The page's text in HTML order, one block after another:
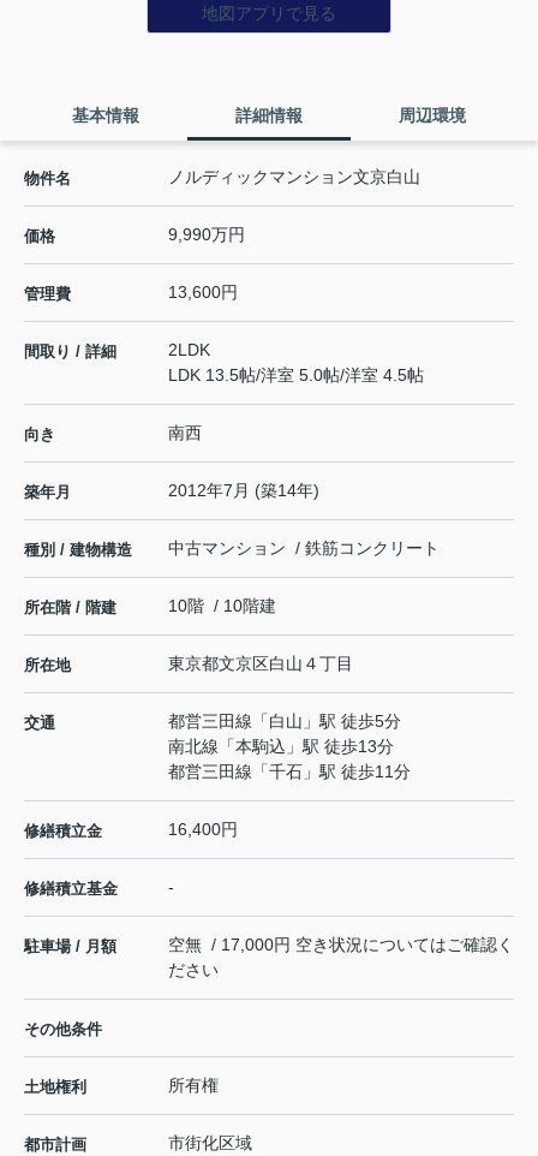
地図アプリで見る
基本情報 詳細情報 周辺環境
物件名 ノルディックマンション文京白山
価格 9,990万円
管理費 13,600円
間取り / 詳細
2LDK
LDK 13.5帖/洋室 5.0帖/洋室 4.5帖
向き 南西
築年月 2012年7月 (築14年)
種別 / 建物構造 中古マンション / 鉄筋コンクリート
所在階 / 階建 10階 / 10階建
所在地 東京都文京区白山 ４丁目
交通 都営三田線 「白山 」駅 徒歩5分
南北線 「本駒込 」駅 徒歩13分
都営三田線 「千石 」駅 徒歩11分
修繕積立金 16,400円
修繕積立基金 -
駐車場 / 月額
空無 / 17,000円 空き状況についてはご確認く
ださい
その他条件
土地権利 所有権
都市計画 市街化区域